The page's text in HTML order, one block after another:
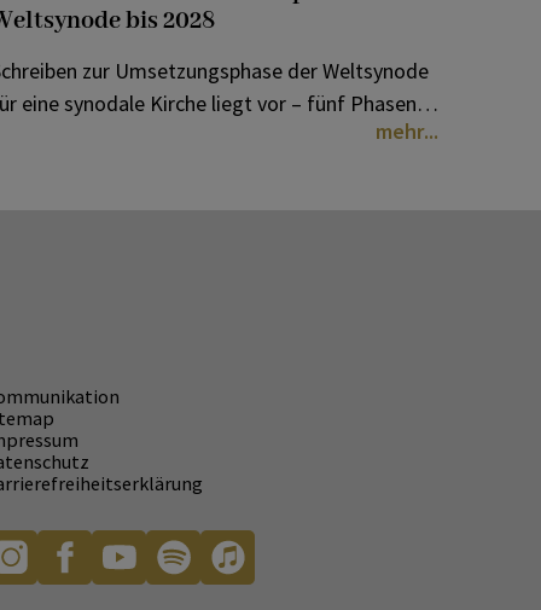
bis 2028
zur Umsetzungsphase der Weltsynode
eine synodale Kirche liegt vor – fünf Phasen
auf diözesaner, nationaler und internationalermehr